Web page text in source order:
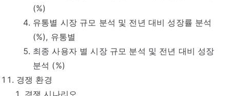
(%)
유통별 시장 규모 분석 및 전년 대비 성장률 분석
(%), 유통별
최종 사용자 별 시장 규모 분석 및 전년 대비 성장
분석 (%)
경쟁 환경